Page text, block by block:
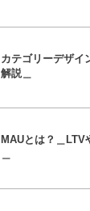
カテゴリーデザイ
解説＿
MAUとは？＿LTV